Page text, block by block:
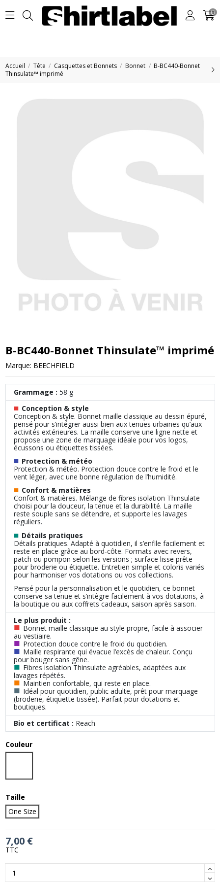
0
Accueil Tête Casquettes et Bonnets Bonnet
B-BC440-Bonnet
Thinsulate™ imprimé
B-BC440-Bonnet Thinsulate™ imprimé
Marque: BEECHFIELD
Grammage : 58 g
■ Conception & style
Conception & style. Bonnet maille classique au dessin épuré,
pensé pour s’intégrer aussi bien aux tenues urbaines qu’aux
activités extérieures. La maille conserve une ligne nette et
propose une zone de marquage idéale pour vos logos,
écussons ou étiquettes tissées.
■ Protection & météo
Protection & météo. Protection douce contre le froid et le
vent léger, avec une bonne régulation de l’humidité.
■ Confort & matières
Confort & matières. Mélange de fibres isolation Thinsulate
choisi pour la douceur, la tenue et la durabilité. La maille
reste souple sans se détendre, et supporte les lavages
réguliers.
■ Détails pratiques
Détails pratiques. Adapté à quotidien, il s’enfile facilement et
reste en place grâce au bord‑côte. Formats avec revers,
patch ou pompon selon les versions ; surface lisse prête
pour broderie ou étiquette. Entretien simple et coloris variés
pour harmoniser vos dotations ou vos collections.
Pensé pour la personnalisation et le quotidien, ce bonnet
conserve sa tenue et s’intègre facilement à vos dotations, à
la boutique ou aux coffrets cadeaux, saison après saison.
Le plus produit :
■ Bonnet maille classique au style propre, facile à associer
au vestiaire.
■ Protection douce contre le froid du quotidien.
■ Maille respirante qui évacue l’excès de chaleur. Conçu
pour bouger sans gêne.
■ Fibres isolation Thinsulate agréables, adaptées aux
lavages répétés.
■ Maintien confortable, qui reste en place.
■ Idéal pour quotidien, public adulte, prêt pour marquage
(broderie, étiquette tissée). Parfait pour dotations et
boutiques.
Bio et certificat : Reach
Couleur
Taille
One Size
7,00 €
TTC